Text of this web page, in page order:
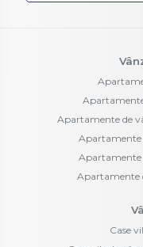
Apartamente de
Apartamente
Apartamente
Apartamente
Case